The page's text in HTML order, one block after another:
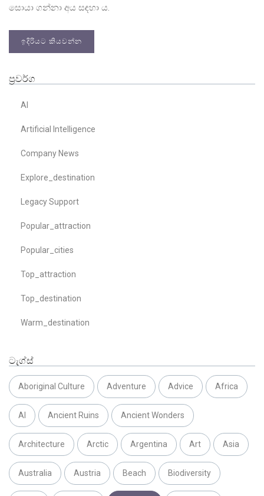
සොයා ගන්නා අය සඳහා ය.
ඉදිරියට කියවන්න
ප්‍රවර්ග
AI
Artificial Intelligence
Company News
Explore_destination
Legacy Support
Popular_attraction
Popular_cities
Top_attraction
Top_destination
Warm_destination
ටැග්ස්
Aboriginal Culture Adventure Advice Africa
AI Ancient Ruins Ancient Wonders
Architecture Arctic Argentina Art Asia
Australia Austria Beach Biodiversity